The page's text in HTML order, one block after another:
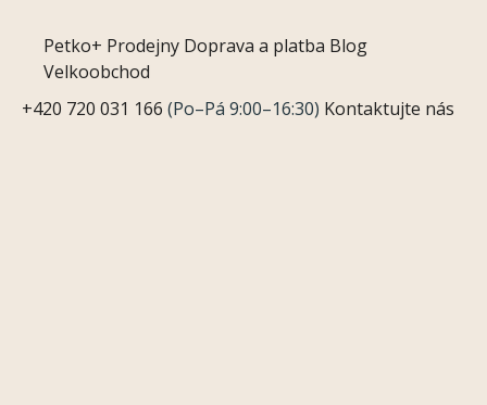
Petko+ Prodejny Doprava a platba Blog
Velkoobchod
+420 720 031 166 (Po–Pá 9:00–16:30) Kontaktujte nás